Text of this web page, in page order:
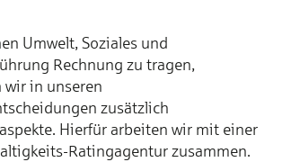
Umwelt, Soziales und
Rechnung zu tragen,
in unseren
zusätzlich
Hierfür arbeiten wir mit einer
Ratingagentur zusammen.